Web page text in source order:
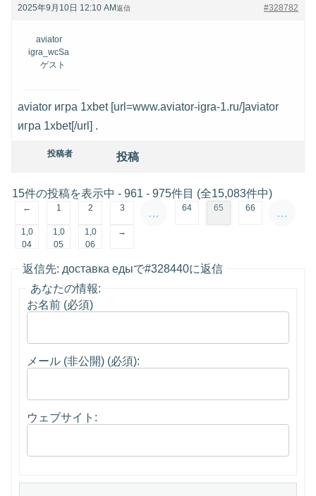
2025年9月10日 12:10 AM #328782
返信
aviator
igra_wcSa
ゲスト
aviator игра 1xbet [url=www.aviator-igra-1.ru/]aviator
игра 1xbet[/url] .
投稿者 投稿
15件の投稿を表示中 - 961 - 975件目 (全15,083件中)
← 1 2 3 … 64 65 66 …
1,0
04
1,0
05
1,0
06
→
返信先: доставка едыで#328440に返信
あなたの情報:
お名前 (必須)
メール (非公開) (必須):
ウェブサイト: